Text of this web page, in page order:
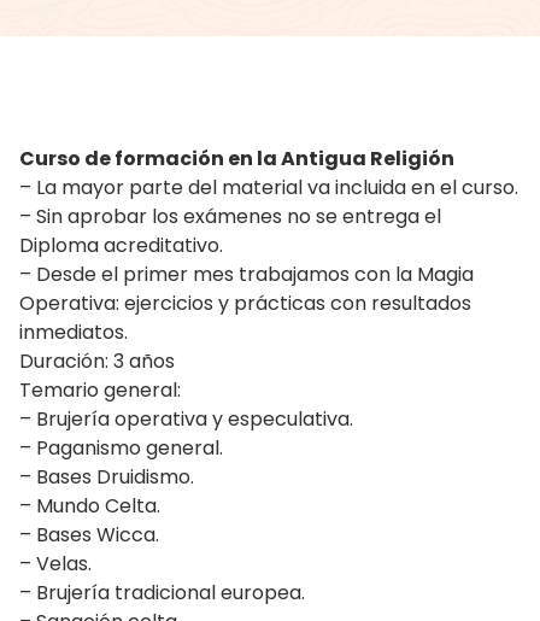
Curso de formación en la Antigua Religión
– La mayor parte del material va incluida en el curso.
– Sin aprobar los exámenes no se entrega el
Diploma acreditativo.
– Desde el primer mes trabajamos con la Magia
Operativa: ejercicios y prácticas con resultados
inmediatos.
Duración: 3 años
Temario general:
– Brujería operativa y especulativa.
– Paganismo general.
– Bases Druidismo.
– Mundo Celta.
– Bases Wicca.
– Velas.
– Brujería tradicional europea.